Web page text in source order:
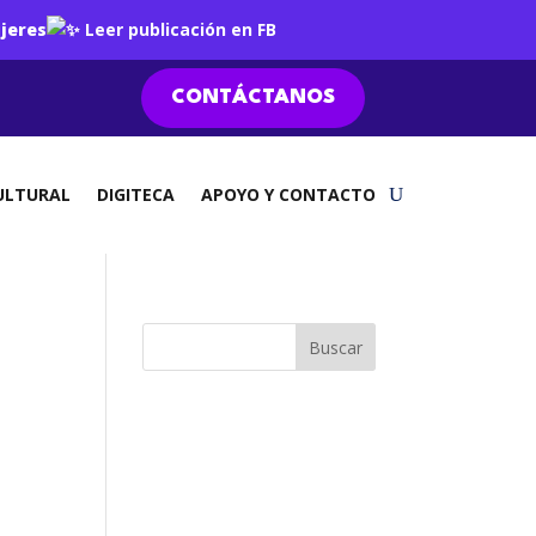
Leer publicación en FB
CONTÁCTANOS
DIGITECA APOYO Y CONTACTO